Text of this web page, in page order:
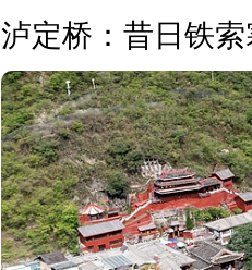
泸定桥：昔日铁